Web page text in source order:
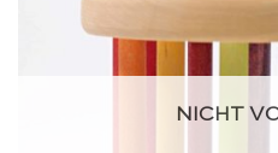
NICHT